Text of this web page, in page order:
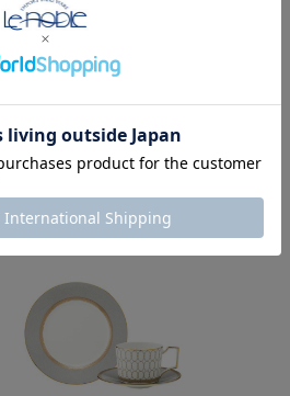
ヌーンティー ～お皿 ＆
カップ～
PRODUCTS
ットの構成商品